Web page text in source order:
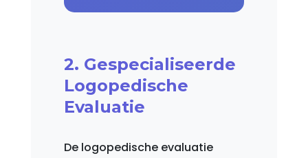
2. Gespecialiseerde
Logopedische
Evaluatie
De logopedische evaluatie